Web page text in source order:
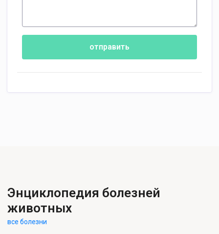
отправить
Энциклопедия болезней
животных
все болезни